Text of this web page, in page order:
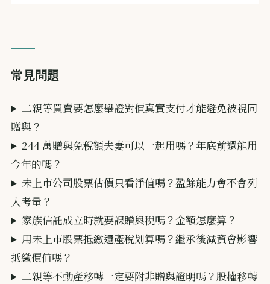
常見問題
二親等買賣要怎麼舉證對價真實支付才能避免被視同
贈與？
244 萬贈與免稅額夫妻可以一起用嗎？年底前還能用
今年的嗎？
未上市公司股票估價只看淨值嗎？盈餘能力會不會列
入考量？
家族信託成立時就要課贈與稅嗎？金額怎麼算？
用未上市股票抵繳遺產稅划算嗎？繼承後減資會影響
抵繳價值嗎？
二親等不動產移轉一定要附非贈與證明嗎？股權移轉